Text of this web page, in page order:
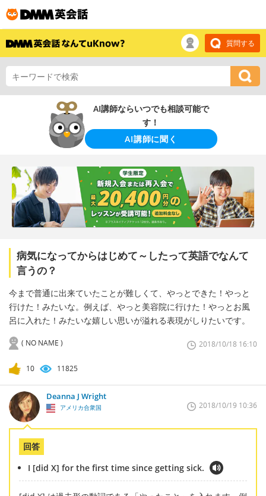
質問する
AI講師ならいつでも相談可能で
す！
AI講師に聞く
病気になってからはじめて～したって英語でなんて
言うの？
今まで普通に出来ていたことが難しくて、やっとできた！やっと
行けた！みたいな。例えば、やっと美容院に行けた！やっとお風
呂に入れた！みたいな嬉しい思いが溢れる表現がしりたいです。
( NO NAME ) 2018/10/18 16:10
10 11825
Deanna J Wright
アメリカ合衆国 2018/10/19 10:36
回答
I [did X] for the first time since getting sick.